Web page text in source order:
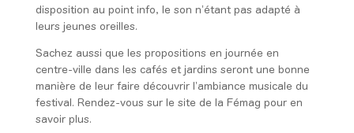
disposition au point info, le son n’étant pas adapté à
leurs jeunes oreilles.
Sachez aussi que les propositions en journée en
centre-ville dans les cafés et jardins seront une bonne
manière de leur faire découvrir l’ambiance musicale du
festival. Rendez-vous sur le site de la Fémag pour en
savoir plus.